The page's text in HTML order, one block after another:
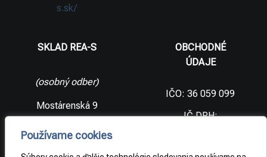
Používame cookies
s.sk/
SKLAD REA-S
(osobný odber)
Mostárenská 9
republika
OBCHODNÉ
ÚDAJE
IČO: 36 059 099
IČ DPH: